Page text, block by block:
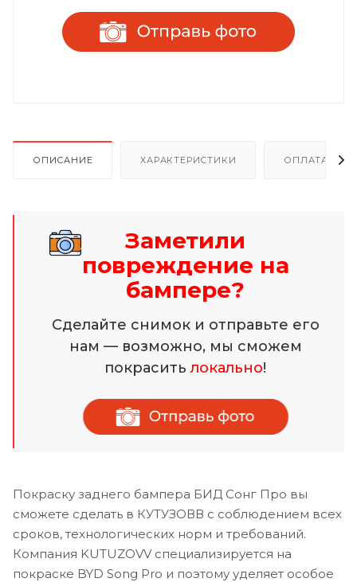
ОПИСАНИЕ ХАРАКТЕРИСТИКИ ОПЛАТА И
Заметили
повреждение на
бампере?
Сделайте снимок и отправьте его
нам — возможно, мы сможем
покраситьлокально!
Покраску заднего бампера БИД Сонг Про вы
сможете сделать в КУТУЗОВВ с соблюдением всех
сроков, технологических норм и требований.
Компания KUTUZOVV специализируется на
покраске BYD Song Pro и поэтому уделяет особое